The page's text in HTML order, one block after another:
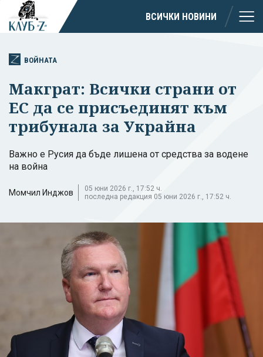
ВСИЧКИ НОВИНИ
ВОЙНАТА
Макграт: Всички страни от
ЕС да се присъединят към
трибунала за Украйна
Важно е Русия да бъде лишена от средства за водене
на война
Момчил Инджов
05 юни 2026 г., 17:52 ч.
последна редакция 05 юни 2026 г., 17:52 ч.